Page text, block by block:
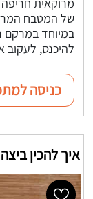
של המטבח
להיכנס, לעקוב
כניסה
איך להכין